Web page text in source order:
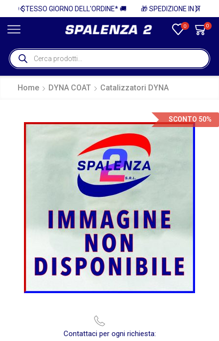
🚚
0 0
Home DYNA COAT Catalizzatori DYNA
SCONTO 50%
Contattaci per ogni richiesta: